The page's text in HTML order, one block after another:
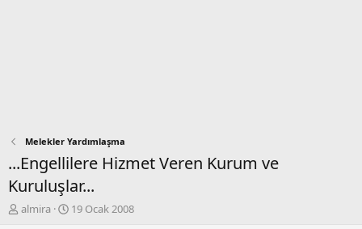
Melekler Yardımlaşma
...Engellilere Hizmet Veren Kurum ve
Kuruluşlar...
K
almira
B19 Ocak 2008